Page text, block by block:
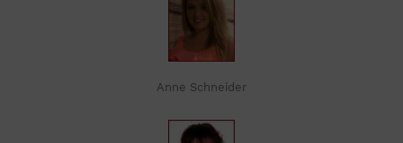
Anne Schneider